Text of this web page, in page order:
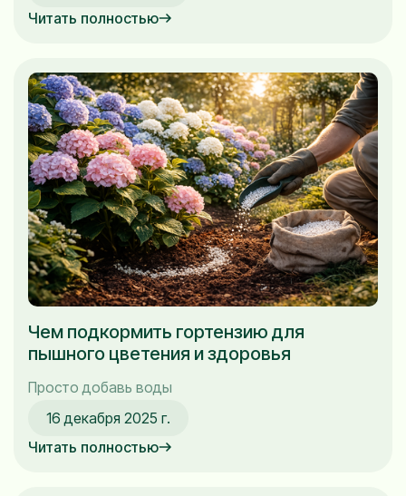
Читать полностью
Чем подкормить гортензию для
пышного цветения и здоровья
Просто добавь воды
16 декабря 2025 г.
Читать полностью